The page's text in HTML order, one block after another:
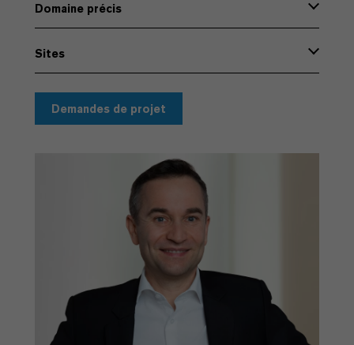
Domaine précis
Sites
Demandes de projet